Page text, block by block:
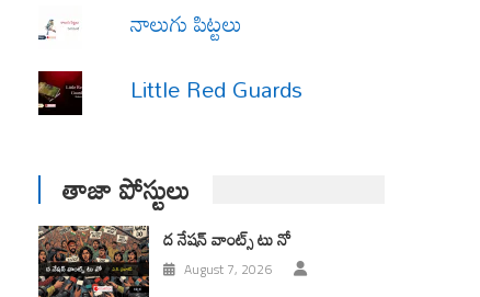
నాలుగు పిట్టలు
Little Red Guards
తాజా పోస్టులు
ద నేషన్ వాంట్స్ టు నో
August 7, 2026